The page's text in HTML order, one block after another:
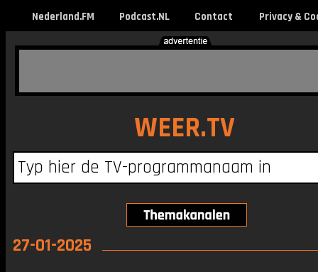
Nederland.FM Podcast.NL Contact Privacy &
WEER.TV
27-01-2025